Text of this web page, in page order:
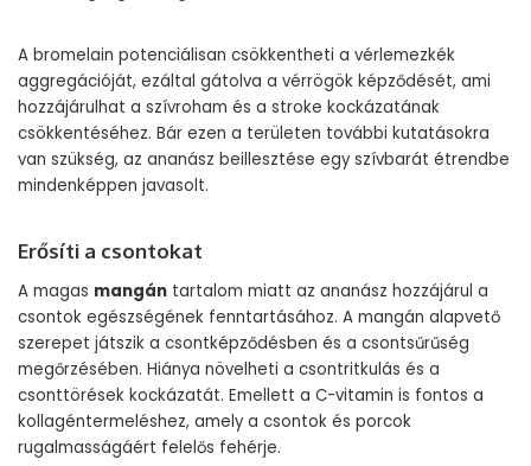
A bromelain potenciálisan csökkentheti a vérlemezkék
aggregációját, ezáltal gátolva a vérrögök képződését, ami
hozzájárulhat a szívroham és a stroke kockázatának
csökkentéséhez. Bár ezen a területen további kutatásokra
van szükség, az ananász beillesztése egy szívbarát étrendbe
mindenképpen javasolt.
Erősíti a csontokat
A magas mangán tartalom miatt az ananász hozzájárul a
csontok egészségének fenntartásához. A mangán alapvető
szerepet játszik a csontképződésben és a csontsűrűség
megőrzésében. Hiánya növelheti a csontritkulás és a
csonttörések kockázatát. Emellett a C-vitamin is fontos a
kollagéntermeléshez, amely a csontok és porcok
rugalmasságáért felelős fehérje.